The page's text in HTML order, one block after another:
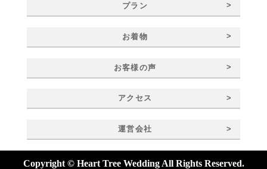
プラン >
お着物 >
お客様の声 >
アクセス >
運営会社 >
Copyright © Heart Tree Wedding All Rights Reserved.